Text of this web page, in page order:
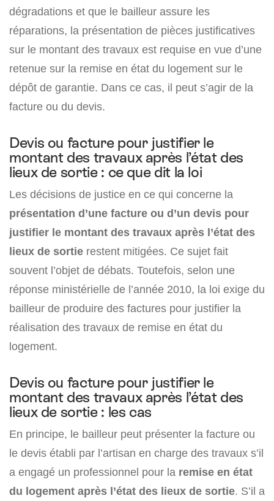
dégradations et que le bailleur assure les
réparations, la présentation de pièces justificatives
sur le montant des travaux est requise en vue d’une
retenue sur la remise en état du logement sur le
dépôt de garantie. Dans ce cas, il peut s’agir de la
facture ou du devis.
Devis ou facture pour justifier le
montant des travaux après l’état des
lieux de sortie : ce que dit la loi
Les décisions de justice en ce qui concerne la
présentation d’une facture ou d’un devis pour
justifier le montant des travaux après l’état des
lieux de sortie restent mitigées. Ce sujet fait
souvent l’objet de débats. Toutefois, selon une
réponse ministérielle de l’année 2010, la loi exige du
bailleur de produire des factures pour justifier la
réalisation des travaux de remise en état du
logement.
Devis ou facture pour justifier le
montant des travaux après l’état des
lieux de sortie : les cas
En principe, le bailleur peut présenter la facture ou
le devis établi par l’artisan en charge des travaux s’il
a engagé un professionnel pour la remise en état
du logement après l’état des lieux de sortie. S’il a